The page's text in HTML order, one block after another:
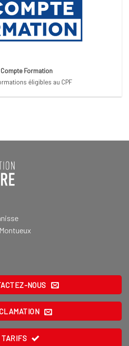
Compte Formation
éligibles au CPF
NOUS
TARIFS